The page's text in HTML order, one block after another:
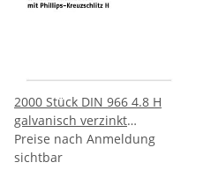
2000 Stück DIN 966 4.8 H
galvanisch verzinkt
Linsenkopfschrauben mit
Phillips Kreuzschlitz H M3x5
Preise nach Anmeldung
sichtbar